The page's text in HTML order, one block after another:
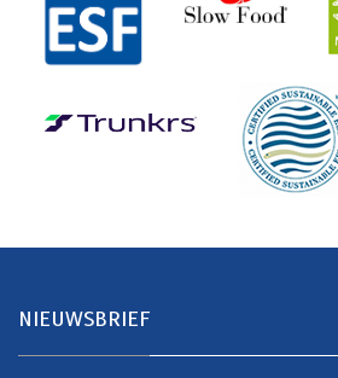
NIEUWSBRIEF